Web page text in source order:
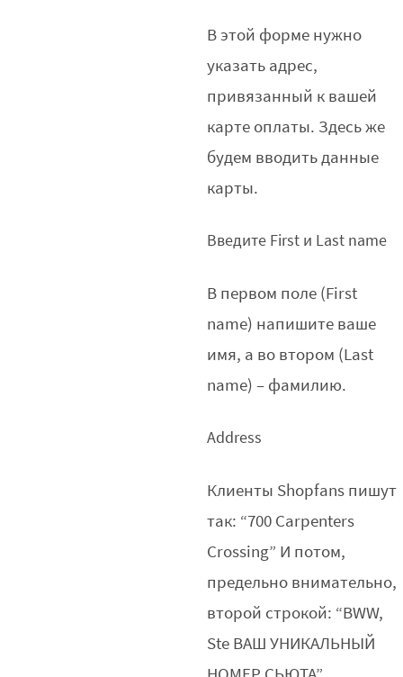
В этой форме нужно
указать адрес,
привязанный к вашей
карте оплаты. Здесь же
будем вводить данные
карты.
Введите First и Last name
В первом поле (First
name) напишите ваше
имя, а во втором (Last
name) – фамилию.
Address
Клиенты Shopfans пишут
так: “700 Carpenters
Crossing” И потом,
предельно внимательно,
второй строкой: “BWW,
Ste ВАШ УНИКАЛЬНЫЙ